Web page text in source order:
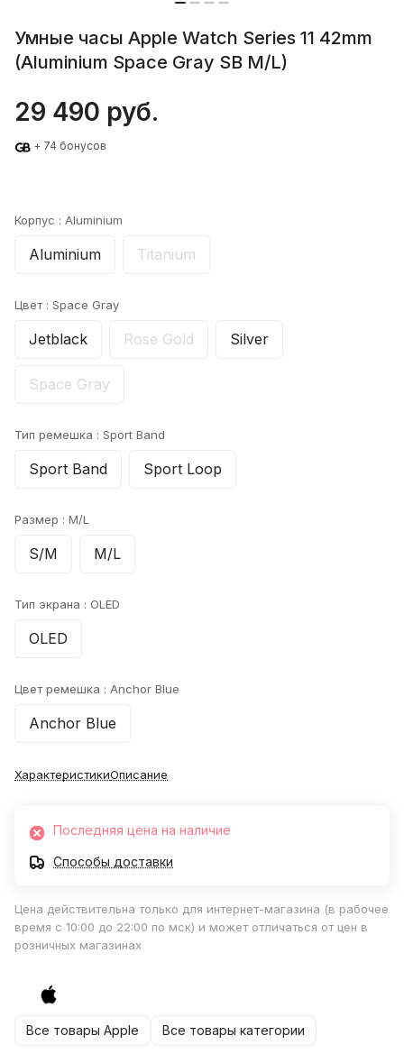
Умные часы Apple Watch Series 11 42mm
(Aluminium Space Gray SB M/L)
29 490 руб.
+ 74 бонусов
Корпус : Aluminium
Aluminium Titanium
Цвет : Space Gray
Jetblack Rose Gold Silver
Space Gray
Тип ремешка : Sport Band
Sport Band Sport Loop
Размер : M/L
S/M M/L
Тип экрана : OLED
OLED
Цвет ремешка : Anchor Blue
Anchor Blue
ХарактеристикиОписание
Последняя цена на наличие
Способы доставки
Цена действительна только для интернет-магазина (в рабочее
время с 10:00 до 22:00 по мск) и может отличаться от цен в
розничных магазинах
Все товары Apple Все товары категории